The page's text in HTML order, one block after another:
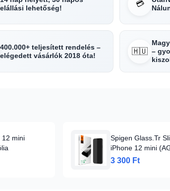
elállási lehetőség!
💳
400.000+ teljesített rendelés –
elégedett vásárlók 2018 óta!
🇭🇺 –
12 mini
Spigen Glass.Tr
iPhone 12 mini
3 300 Ft